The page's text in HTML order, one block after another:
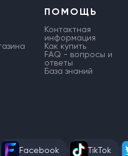
ПОМОЩЬ
Контактная
информация
Как купить
FAQ - вопросы и
ответы
База знаний
Facebook TikTok